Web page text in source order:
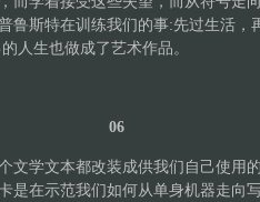
鲁斯特在训练我们的事:先过生活，
人生也做成了艺术作品。
06
文学文本都改装成供我们自己使用
是在示范我们如何从单身机器走向